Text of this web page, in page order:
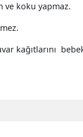
ve koku yapmaz.
kağıtlarını